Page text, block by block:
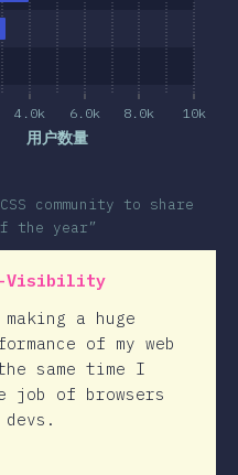
4.0k 6.0k 8.0k 10k
用户数量
community to share
the year”
Visibility
a huge
of my web
same time I
of browsers